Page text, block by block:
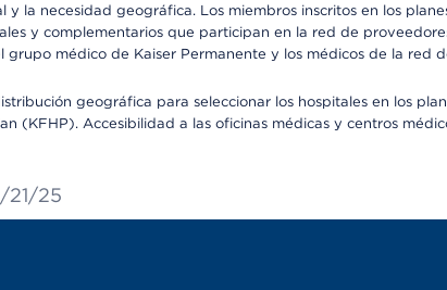
la necesidad geográfica. Los miembros inscritos en los
y complementarios que participan en la red de
médico de Kaiser Permanente y los médicos de la red
geográfica para seleccionar los hospitales en los
(KFHP). Accesibilidad a las oficinas médicas y centros
21/25